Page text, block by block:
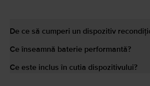
De ce să cumperi un dispozitiv
Ce înseamnă baterie performantă?
Ce este inclus în cutia dispozitivului?